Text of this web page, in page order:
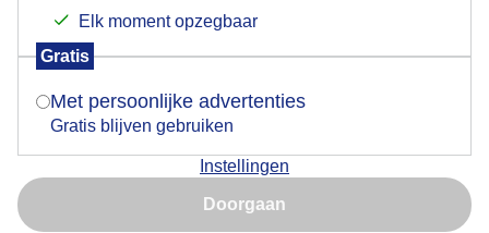
Elk moment opzegbaar
Gratis
Met persoonlijke advertenties
Gratis blijven gebruiken
Instellingen
Doorgaan
Daar komt de regen
Door: Joyce Derksen Gemaakt: 17-05-2026, 21x bekeken
Is goed, toon de popup
Nu niet, misschien later